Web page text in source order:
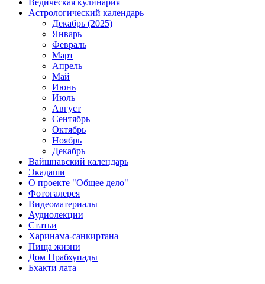
Астрологический календарь
Декабрь (2025)
Январь
Февраль
Март
Апрель
Май
Июнь
Июль
Август
Сентябрь
Октябрь
Ноябрь
Декабрь
Вайшнавский календарь
Экадаши
О проекте "Общее дело"
Фотогалерея
Видеоматериалы
Аудиолекции
Статьи
Харинама-санкиртана
Пища жизни
Дом Прабхупады
Бхакти лата